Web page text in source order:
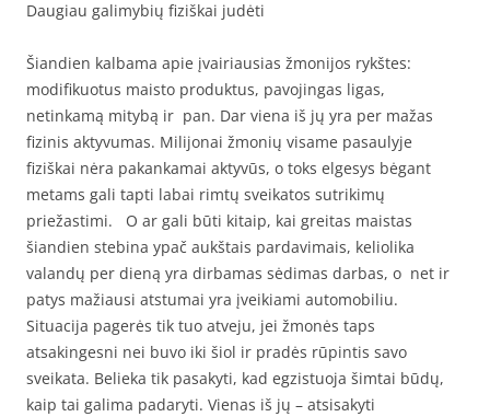
Daugiau galimybių fiziškai judėti
Šiandien kalbama apie įvairiausias žmonijos rykštes:
modifikuotus maisto produktus, pavojingas ligas,
netinkamą mitybą ir pan. Dar viena iš jų yra per mažas
fizinis aktyvumas. Milijonai žmonių visame pasaulyje
fiziškai nėra pakankamai aktyvūs, o toks elgesys bėgant
metams gali tapti labai rimtų sveikatos sutrikimų
priežastimi. O ar gali būti kitaip, kai greitas maistas
šiandien stebina ypač aukštais pardavimais, keliolika
valandų per dieną yra dirbamas sėdimas darbas, o net ir
patys mažiausi atstumai yra įveikiami automobiliu.
Situacija pagerės tik tuo atveju, jei žmonės taps
atsakingesni nei buvo iki šiol ir pradės rūpintis savo
sveikata. Belieka tik pasakyti, kad egzistuoja šimtai būdų,
kaip tai galima padaryti. Vienas iš jų – atsisakyti